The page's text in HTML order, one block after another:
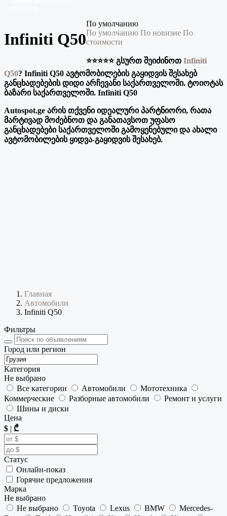
Infiniti Q50
По умолчанию
По умолчанию По новизне По
стоимости
⭐️⭐️⭐️⭐️⭐️ გსურთ შეიძინოთ Infiniti
Q50? Infiniti Q50 ავტომობილების გაყიდვის შესახებ
განცხადებების დიდი არჩევანი საქართველოში. ტოიოტას
ბაზარი საქართველოში. Infiniti Q50
Autospot.ge არის თქვენი იდეალური პარტნიორი, რათა
მარტივად მოძებნოთ და განათავსოთ უფასო
განცხადებები საქართველოში გამოყენებული და ახალი
ავტომობილების ყიდვა-გაყიდვის შესახებ.
Главная
Автомобили
Infiniti Q50
Фильтры
Город или регион
Категория
Не выбрано
Все категории
Автомобили
Мототехника
Коммерческие
Разборные автомобили
Ремонт и услуги
Шины и диски
Цена
$ | ₾
Статус
Онлайн-показ
Горячие предложения
Марка
Не выбрано
Не выбрано
Toyota Lexus BMW
Mercedes-